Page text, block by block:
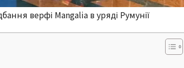
верфі Mangalia в уряді Румунії